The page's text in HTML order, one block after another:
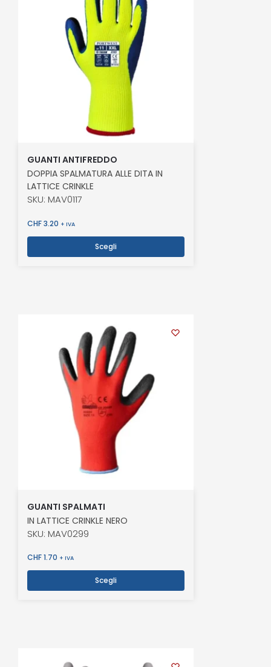
GUANTI ANTIFREDDO
DOPPIA SPALMATURA ALLE DITA IN
LATTICE CRINKLE
SKU: MAV0117
CHF3.20 + IVA
Scegli
GUANTI SPALMATI
IN LATTICE CRINKLE NERO
SKU: MAV0299
CHF1.70 + IVA
Scegli